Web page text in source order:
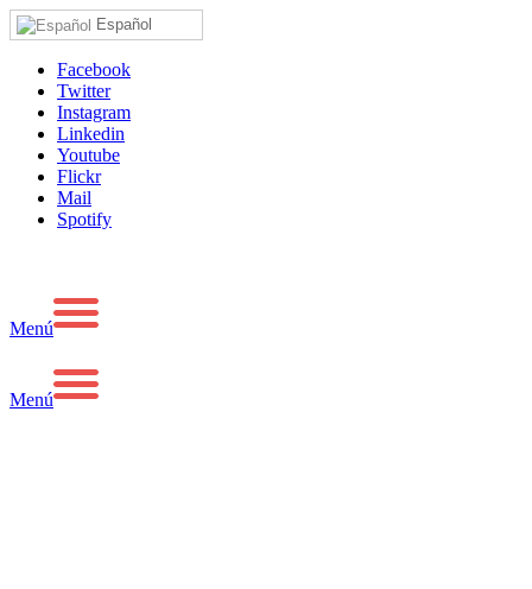
Español
Facebook
Twitter
Instagram
Linkedin
Youtube
Flickr
Mail
Spotify
Menú
Menú